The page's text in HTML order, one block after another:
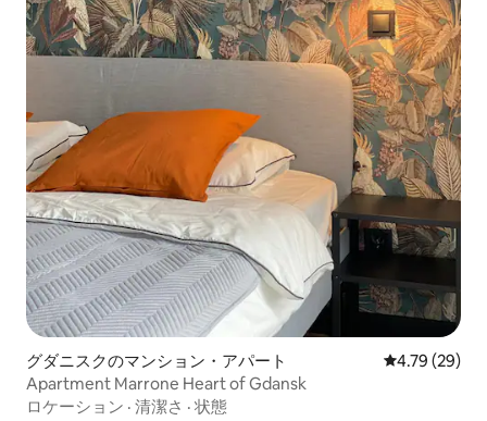
グダニスクのマンション・アパート レビュー29
4.79 (29)
Apartment Marrone Heart of Gdansk
ロケーション · 清潔さ · 状態